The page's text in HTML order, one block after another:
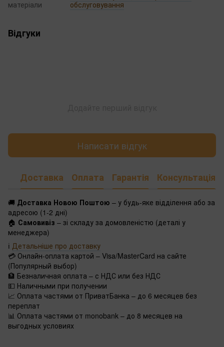
матеріали
обслуговування
Відгуки
Написати відгук
Доставка Оплата Гарантія Консультація
🚚 Доставка Новою Поштою – у будь-яке відділення або за
адресою (1-2 дні)
🏠 Самовивіз – зі складу за домовленістю (деталі у
менеджера)
ℹ️ Детальніше про доставку
💳 Онлайн-оплата картой – Visa/MasterCard на сайте
(Популярный выбор)
🏦 Безналичная оплата – с НДС или без НДС
💵 Наличными при получении
📈 Оплата частями от ПриватБанка – до 6 месяцев без
переплат
📊 Оплата частями от monobank – до 8 месяцев на
выгодных условиях